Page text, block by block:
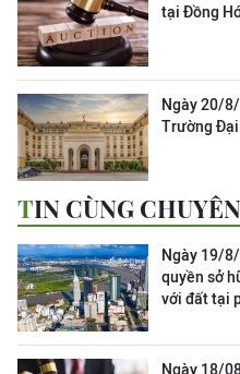
tại Đồng
Ngày 20/
Trường Đại
TIN CÙNG
Ngày 19/
quyền sở
với đất tại
Ngày 18/